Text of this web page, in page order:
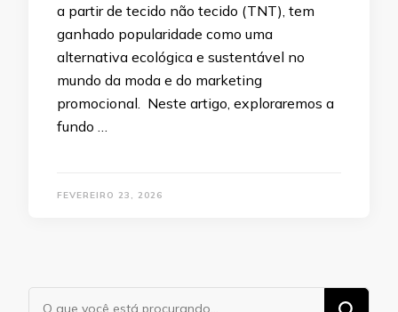
a partir de tecido não tecido (TNT), tem
ganhado popularidade como uma
alternativa ecológica e sustentável no
mundo da moda e do marketing
promocional. Neste artigo, exploraremos a
fundo …
FEVEREIRO 23, 2026
Procurando